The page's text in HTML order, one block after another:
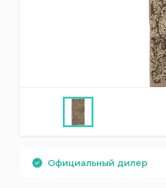
Официальный дилер